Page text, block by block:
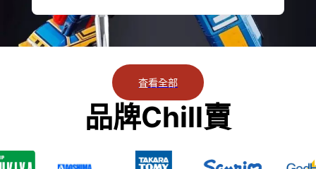
査看全部
贏在起跑線
品牌Chill賣